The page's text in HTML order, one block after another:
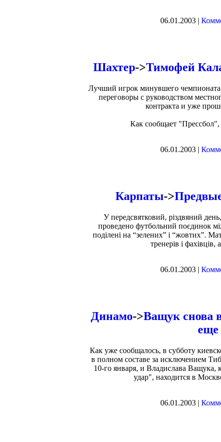
06.01.2003 |
Шахтер->Тимофей
Лучший игрок минувшего
переговоры с руководством
контракта и уже
Как сообщает "Прессбол",
06.01.2003 |
Карпаты->
У передсвятковий, різдвяний
проведено футбольний поєдинок
поділені на “зелених” і “жовтих”.
тренерів і
06.01.2003 |
Динамо->Ващук снова
еще
Как уже сообщалось, в субботу
в полном составе за исключением
10-го января, и Владислава
удар", находится в
06.01.2003 |